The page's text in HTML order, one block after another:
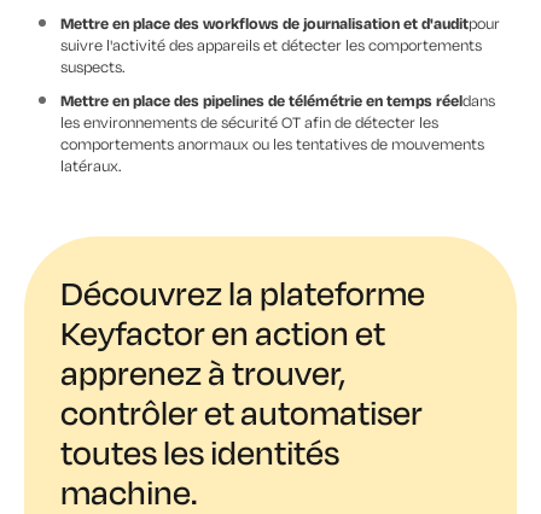
Mettre en place des workflows de journalisation et d'auditpour
suivre l'activité des appareils et détecter les comportements
suspects.
Mettre en place des pipelines de télémétrie en temps réeldans
les environnements de sécurité OT afin de détecter les
comportements anormaux ou les tentatives de mouvements
latéraux.
Découvrez la plateforme
Keyfactor en action et
apprenez à trouver,
contrôler et automatiser
toutes les identités
machine.